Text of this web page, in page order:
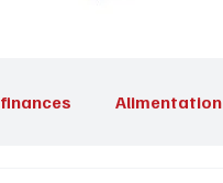
Alimentation